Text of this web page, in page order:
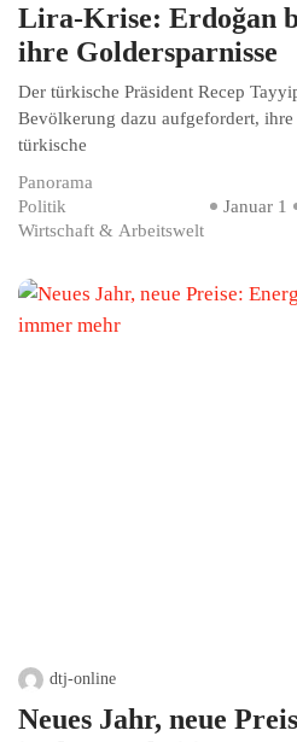
Lira-Krise: Erdoğan
ihre Goldersparnisse
Der türkische Präsident Recep
Bevölkerung dazu aufgefordert, ihre
türkische
Panorama
Politik
Wirtschaft & Arbeitswelt
Januar 1
dtj-online
Neues Jahr, neue